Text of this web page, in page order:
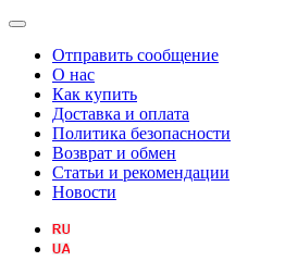
Отправить сообщение
О нас
Как купить
Доставка и оплата
Политика безопасности
Возврат и обмен
Статьи и рекомендации
Новости